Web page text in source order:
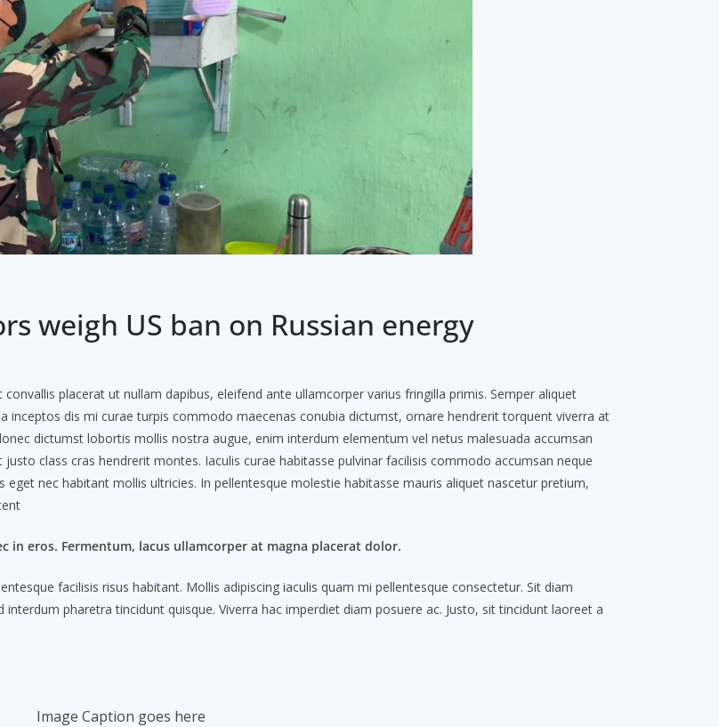
weigh US ban on Russian energy
placerat ut nullam dapibus, eleifend ante ullamcorper varius fringilla primis. Semper aliquet
inceptos dis mi curae turpis commodo maecenas conubia dictumst, ornare hendrerit torquent viverra at
dictumst lobortis mollis nostra augue, enim interdum elementum vel netus malesuada accumsan
class cras hendrerit montes. Iaculis curae habitasse pulvinar facilisis commodo accumsan neque
nec habitant mollis ultricies. In pellentesque molestie habitasse mauris aliquet nascetur pretium,
eros. Fermentum, lacus ullamcorper at magna placerat dolor.
facilisis risus habitant. Mollis adipiscing iaculis quam mi pellentesque consectetur. Sit diam
pharetra tincidunt quisque. Viverra hac imperdiet diam posuere ac. Justo, sit tincidunt laoreet a
Image Caption goes here